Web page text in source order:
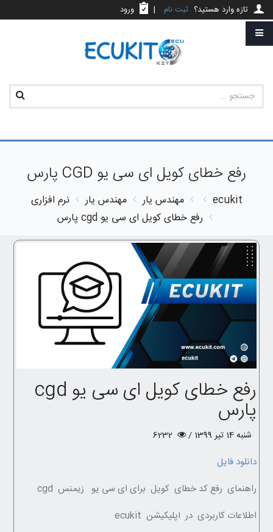
تازه وارد هستید؟ ثبت نام | ورود
رفع خطای کویل ای سی یو CGD پارس
ecukit مهندس یار مهندس یار
نرم افزاری
رفع خطای کویل ای سی یو cgd پارس
رفع خطای کویل ای سی یو cgd
پارس
شنبه 14 تیر 1399 /
دانلود فایل
راهنمای رفع کد خطای کویل برای ای سی یو زیمنس cgd
اطلاعات کاربردی در اپلیکیشن ecukit